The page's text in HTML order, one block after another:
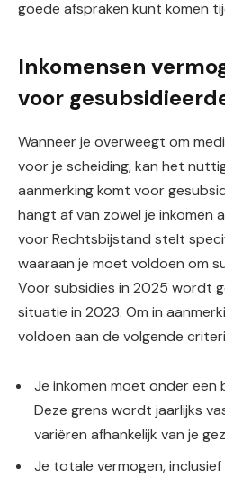
goede afspraken kunt komen
Inkomensen
voor
Wanneer je overweegt om
voor je scheiding, kan het
aanmerking komt voor
hangt af van zowel je inkomen
voor Rechtsbijstand stelt
waaraan je moet voldoen om
Voor subsidies in 2025 wordt
situatie in 2023. Om in
voldoen aan de volgende
Je inkomen moet onder een
Deze grens wordt jaarlijks
variëren afhankelijk van je
Je totale vermogen,